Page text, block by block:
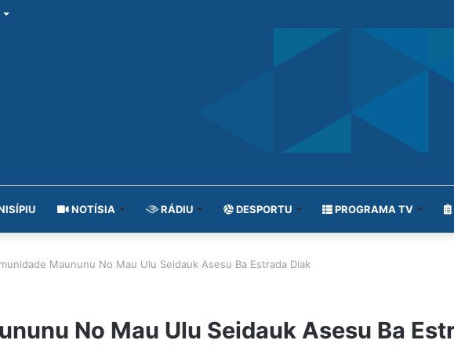
NOTÍSIA RÁDIU DESPORTU PROGRAMA TV
Maununu No Mau Ulu Seidauk Asesu Ba Estrada Diak
No Mau Ulu Seidauk Asesu Ba